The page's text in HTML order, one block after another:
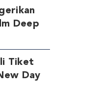
Deep
Tiket
Day